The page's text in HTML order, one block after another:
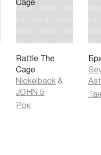
Rattle The
Cage
Nickelback &
JOHN 5
Рок